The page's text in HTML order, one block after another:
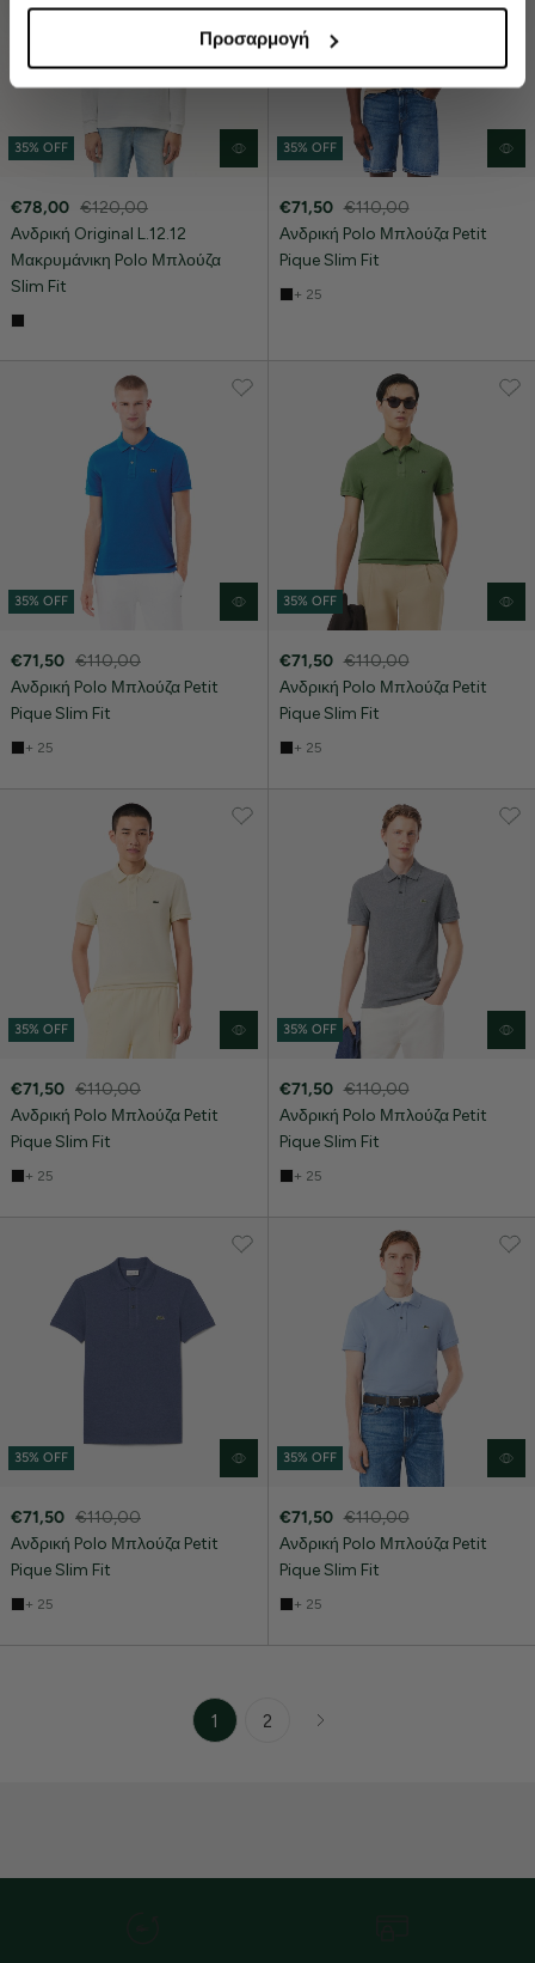
θα μπορούμε να συλλέξουμε πληροφορίες που θα
προσφέρουμε εξατομικευμένες υπηρεσίες και
διαφημίσεις. Για να προσαρμόσετε τις επιλογές σας ή να
ανακαλέσετε τη συγκατάθεσή σας επιλέξτε το
μέλλον.Εάν επιθυμείτε να μάθετε περισσότερα σχετικά
με τα cookies, επισκεφθείτε οποιαδήποτε στιγμή τη
σελίδα Πολιτική cookies (link).
Προσαρμογή
35% OFF
€78,00 €120,00
Ανδρική Original L.12.12
Μακρυμάνικη Polo Μπλούζα
Slim Fit
35% OFF
€71,50 €110,00
Ανδρική Polo Μπλούζα Petit
Pique Slim Fit
+ 25
35% OFF
€71,50 €110,00
Ανδρική Polo Μπλούζα Petit
Pique Slim Fit
+ 25
35% OFF
€71,50 €110,00
Ανδρική Polo Μπλούζα Petit
Pique Slim Fit
+ 25
35% OFF
€71,50 €110,00
Ανδρική Polo Μπλούζα Petit
Pique Slim Fit
+ 25
35% OFF
€71,50 €110,00
Ανδρική Polo Μπλούζα Petit
Pique Slim Fit
+ 25
35% OFF
€71,50 €110,00
Ανδρική Polo Μπλούζα Petit
Pique Slim Fit
+ 25
35% OFF
€71,50 €110,00
Ανδρική Polo Μπλούζα Petit
Pique Slim Fit
+ 25
1 2